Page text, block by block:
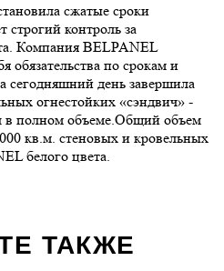
сжатые сроки
строгий контроль за
Компания BELPANEL
обязательства по срокам и
сегодняшний день завершила
огнестойких «сэндвич» -
в полном объеме.Общий объем
кв.м. стеновых и кровельных
белого цвета.
ТАКЖЕ